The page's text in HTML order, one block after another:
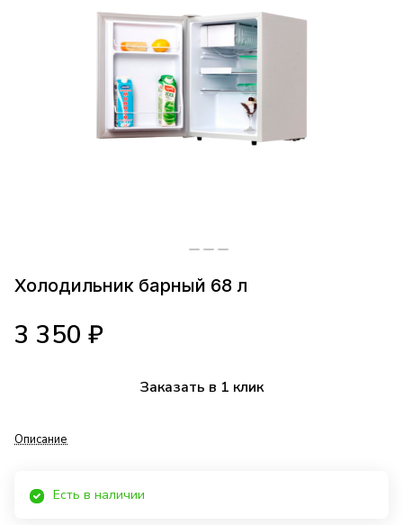
Холодильник барный 68 л
3 350 ₽
Заказать в 1 клик
Описание
Есть в наличии